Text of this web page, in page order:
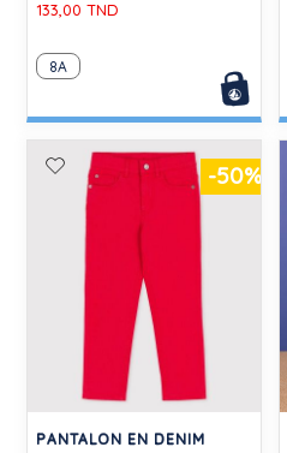
133,00 TND
8A
-50%
PANTALON EN DENIM